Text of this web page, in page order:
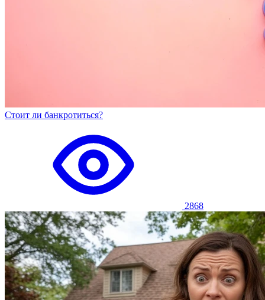
Стоит ли банкротиться?
2868